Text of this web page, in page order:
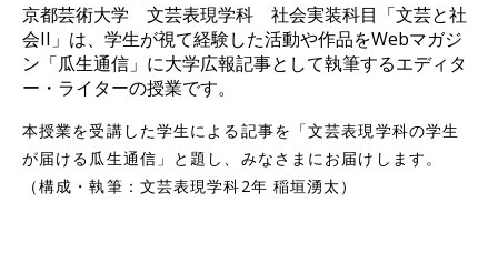
京都芸術大学 文芸表現学科 社会実装科目「文芸と社
会II」は、学生が視て経験した活動や作品をWebマガジ
ン「瓜生通信」に大学広報記事として執筆するエディタ
ー・ライターの授業です。
本授業を受講した学生による記事を「文芸表現学科の学生
が届ける瓜生通信」と題し、みなさまにお届けします。
（構成・執筆：文芸表現学科2年 稲垣湧太）